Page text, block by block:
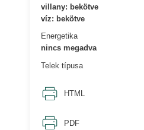
villany: bekötve
víz: bekötve
Energetika
nincs megadva
Telek típusa
HTML
PDF